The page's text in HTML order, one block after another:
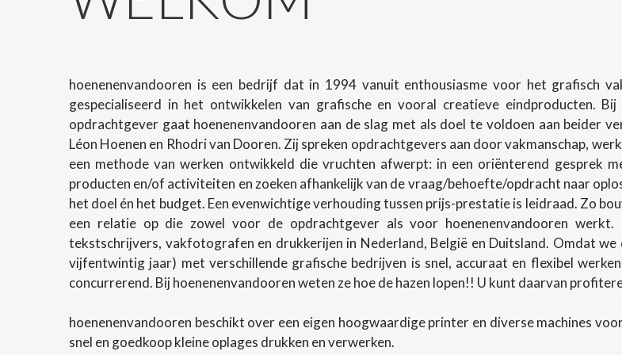
hoenenenvandooren is een bedrijf dat in 1994 vanuit enthousiasme voor het grafisch
gespecialiseerd in het ontwikkelen van grafische en vooral creatieve eindproducten.
opdrachtgever gaat hoenenenvandooren aan de slag met als doel te voldoen aan beider
Léon Hoenen en Rhodri van Dooren. Zij spreken opdrachtgevers aan door vakmanschap,
een methode van werken ontwikkeld die vruchten afwerpt: in een oriënterend gesprek
producten en/of activiteiten en zoeken afhankelijk van de vraag/behoefte/opdracht naar
het doel én het budget. Een evenwichtige verhouding tussen prijs-prestatie is leidraad. Zo
een relatie op die zowel voor de opdrachtgever als voor hoenenenvandooren werkt.
tekstschrijvers, vakfotografen en drukkerijen in Nederland, België en Duitsland. Omdat
vijfentwintig jaar) met verschillende grafische bedrijven is snel, accuraat en flexibel
concurrerend. Bij hoenenenvandooren weten ze hoe de hazen lopen!! U kunt daarvan
hoenenenvandooren beschikt over een eigen hoogwaardige printer en diverse machines
snel en goedkoop kleine oplages drukken en verwerken.